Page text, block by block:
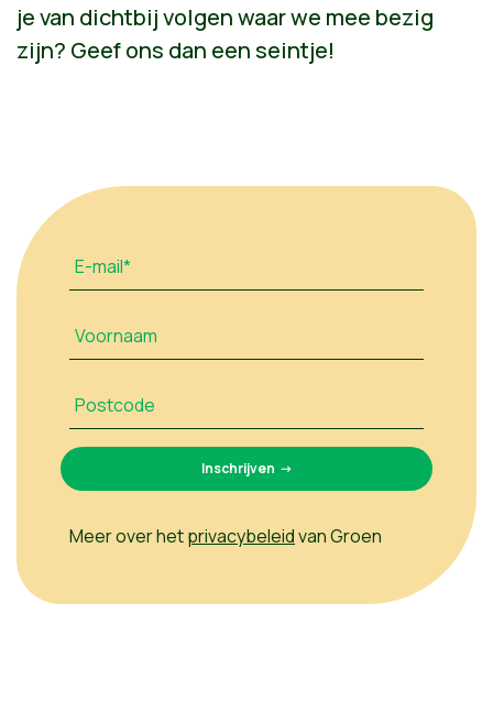
E-mail*
Voornaam
Postcode
Meer over hetprivacybeleidvan Groen
je van dichtbij volgen waar we mee bezig
zijn? Geef ons dan een seintje!